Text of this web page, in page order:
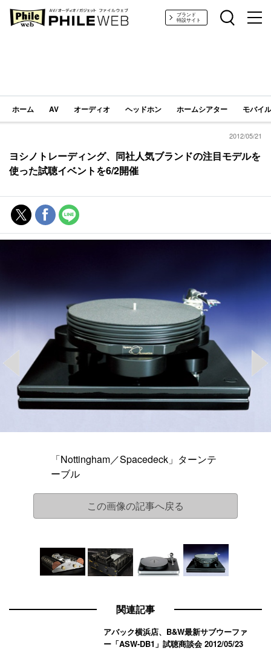
PHILE WEB｜AV/オーディオ/ガジェットブランド
特設サイト
ホーム AV オーディオ ヘッドホン ホームシアター モバイ
2012/05/21
ヨシノトレーディング、同社人気ブランドの注目モデルを
使った試聴イベントを6/2開催
「Nottingham／Spacedeck」ターンテ
ーブル
この画像の記事へ戻る
関連記事
アバック横浜店、B&W最新サブウーファ
ー「ASW-DB1」試聴商談会2012/05/23